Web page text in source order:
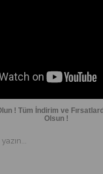
! Tüm İndirim ve
Olsun !